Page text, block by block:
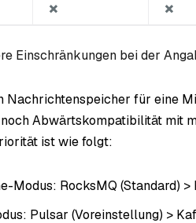
✖️ ✖️
Einschränkungen bei der
Nachrichtenspeicher für eine
Abwärtskompatibilität mit
ist wie folgt:
Modus: RocksMQ (Standard) >
Pulsar (Voreinstellung) >